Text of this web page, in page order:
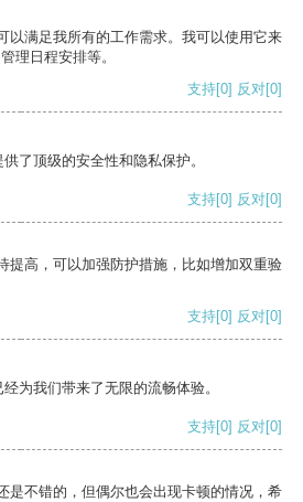
以满足我所有的工作需求。我可以使用它来
理日程安排等。
支持[0] 反对[0]
了顶级的安全性和隐私保护。
支持[0] 反对[0]
提高，可以加强防护措施，比如增加双重验
支持[0] 反对[0]
为我们带来了无限的流畅体验。
支持[0] 反对[0]
是不错的，但偶尔也会出现卡顿的情况，希